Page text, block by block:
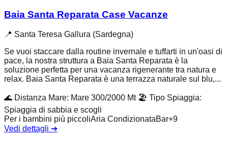
Baia Santa Reparata Case Vacanze
📍 Santa Teresa Gallura (Sardegna)
Se vuoi staccare dalla routine invernale e tuffarti in un'oasi di
pace, la nostra struttura a Baia Santa Reparata è la
soluzione perfetta per una vacanza rigenerante tra natura e
relax. Baia Santa Reparata è una terrazza naturale sul blu,...
🌊 Distanza Mare: Mare 300/2000 Mt 🏖️ Tipo Spiaggia:
Spiaggia di sabbia e scogli
Per i bambini più piccoliAria CondizionataBar+9
Vedi dettagli ➔